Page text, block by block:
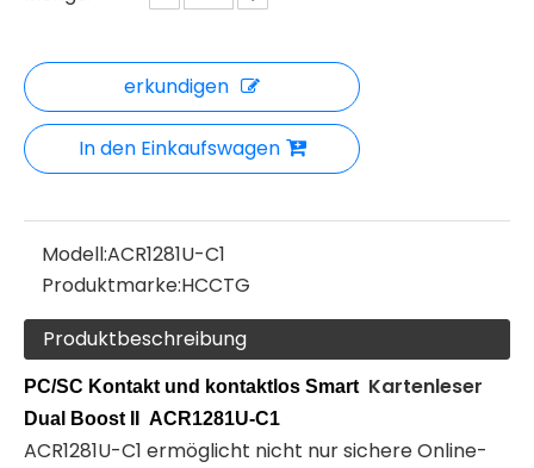
erkundigen
In den Einkaufswagen
Modell:ACR1281U-C1
Produktmarke:HCCTG
Produktbeschreibung
PC/SC Kontakt und kontaktlos Smart Kartenleser
Dual Boost II ACR1281U-C1
ACR1281U-C1 ermöglicht nicht nur sichere Online-